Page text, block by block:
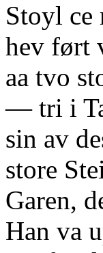
Stoyl ce
hev ført
aa tvo
— tri i
sin av
store
Garen,
Han va